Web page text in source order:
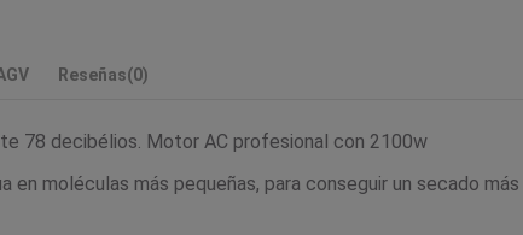
Reseñas(0)
78 decibélios. Motor AC profesional con 2100w
en moléculas más pequeñas, para conseguir un secado